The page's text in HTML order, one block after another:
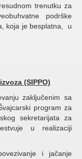
trenutku za
podrške
koja je besplatna, u
(SIPPO)
zaključenim sa
program za
sekretarijata za
u realizaciji
i jačanje